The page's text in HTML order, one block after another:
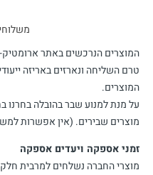
טרם השליחה ונארזים באריזה
המוצרים.
על מנת למנוע שבר בהובלה
מוצרים שבירים. (אין אפשרות
זמני אספקה ויעדים אספקה